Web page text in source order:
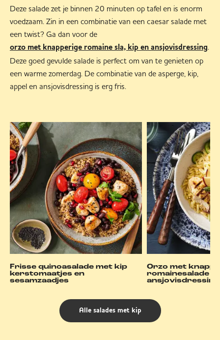
Deze salade zet je binnen 20 minuten op tafel en is enorm
voedzaam. Zin in een combinatie van een caesar salade met
een twist? Ga dan voor de
orzo met knapperige romaine sla, kip en ansjovisdressing.
Deze goed gevulde salade is perfect om van te genieten op
een warme zomerdag. De combinatie van de asperge, kip,
appel en ansjovisdressing is erg fris.
Frisse quinoasalade met kip
kerstomaatjes en
sesamzaadjes
Orzo met
romainesalade
ansjovisdressing
Alle salades met kip